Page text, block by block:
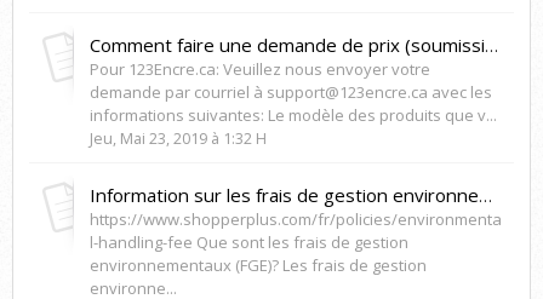
Comment faire une demande de prix (soumission)?
Pour 123Encre.ca: Veuillez nous envoyer votre
demande par courriel à support@123encre.ca avec les
informations suivantes: Le modèle des produits que v...
Jeu, Mai 23, 2019 à 1:32 H
Information sur les frais de gestion environnementaux (FGE)
https://www.shopperplus.com/fr/policies/environmenta
l-handling-fee Que sont les frais de gestion
environnementaux (FGE)? Les frais de gestion
environne...